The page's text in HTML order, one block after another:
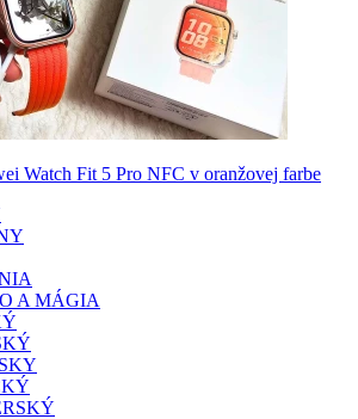
Watch Fit 5 Pro NFC v oranžovej farbe
A MÁGIA